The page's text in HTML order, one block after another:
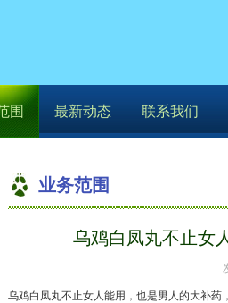
围 最新动态 联系我们
业务范围
你的位置： 恒达开户 >
乌鸡白凤丸不止女
乌鸡白凤丸不止女人能用，也是男人的大补药